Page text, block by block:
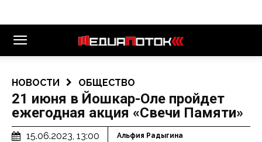
НОВОСТИ ОБЩЕСТВО
21 июня в Йошкар-Оле пройдет
ежегодная акция «Свечи Памяти»
15.06.2023, 13:00 Альфия Радыгина